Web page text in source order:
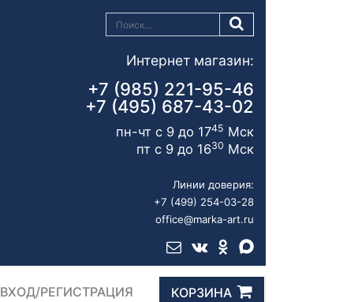
Интернет магазин:
+7 (985) 221-95-46
+7 (495) 687-43-02
пн-чт с 9 до 1745 Мск
пт с 9 до 1630 Мск
Линии доверия:
+7 (499) 254-03-28
office@marka-art.ru
ВХОД/РЕГИСТРАЦИЯ КОРЗИНА